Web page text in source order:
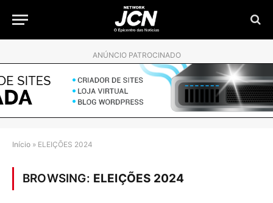
ANÚNCIO PATROCINADO
Início » ELEIÇÕES 2024
BROWSING: ELEIÇÕES 2024